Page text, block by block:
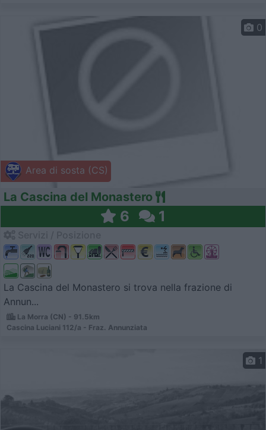
Area di sosta (CS)
0
La Cascina del Monastero
6 1
La Cascina del Monastero si trova nella frazione di
Annun...
La Morra (CN) - 91.5km
Cascina Luciani 112/a - Fraz. Annunziata
1